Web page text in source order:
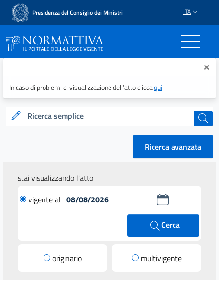
Presidenza del Consiglio dei Ministri ITA
Normattiva - Il portale ×
In caso di problemi di visualizzazione dell’atto cliccaqui
Ricerca semplice cerca
Ricerca avanzata
stai visualizzando l'atto
vigente al
Cerca
originario multivigente